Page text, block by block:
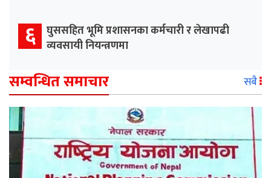
६ घुससहित भूमि प्रशासनका कर्मचारी र लेखापढी
व्यवसायी नियन्त्रणमा
सम्वन्धित समाचार सबै